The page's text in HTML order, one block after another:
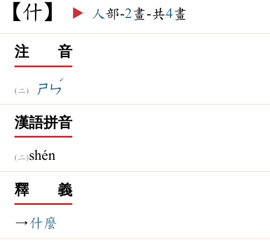
什 ▶️ 人部-2畫-共4畫
注 音
ㄕㄣ
ˊ
漢語拼音
shén
釋 義
→什麼